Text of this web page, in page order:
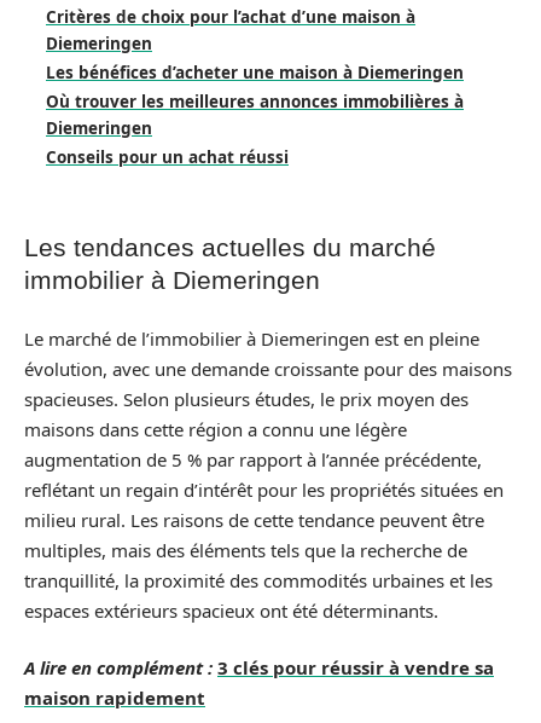
Critères de choix pour l’achat d’une maison à
Diemeringen
Les bénéfices d’acheter une maison à Diemeringen
Où trouver les meilleures annonces immobilières à
Diemeringen
Conseils pour un achat réussi
Les tendances actuelles du marché
immobilier à Diemeringen
Le marché de l’immobilier à Diemeringen est en pleine
évolution, avec une demande croissante pour des maisons
spacieuses. Selon plusieurs études, le prix moyen des
maisons dans cette région a connu une légère
augmentation de 5 % par rapport à l’année précédente,
reflétant un regain d’intérêt pour les propriétés situées en
milieu rural. Les raisons de cette tendance peuvent être
multiples, mais des éléments tels que la recherche de
tranquillité, la proximité des commodités urbaines et les
espaces extérieurs spacieux ont été déterminants.
A lire en complément : 3 clés pour réussir à vendre sa
maison rapidement